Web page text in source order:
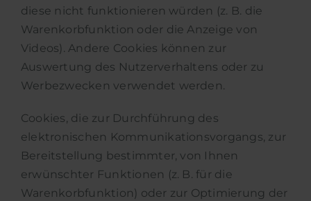
diese nicht funktionieren würden (z. B. die
Warenkorbfunktion oder die Anzeige von
Videos). Andere Cookies können zur
Auswertung des Nutzerverhaltens oder zu
Werbezwecken verwendet werden.
Cookies, die zur Durchführung des
elektronischen Kommunikationsvorgangs, zur
Bereitstellung bestimmter, von Ihnen
erwünschter Funktionen (z. B. für die
Warenkorbfunktion) oder zur Optimierung der